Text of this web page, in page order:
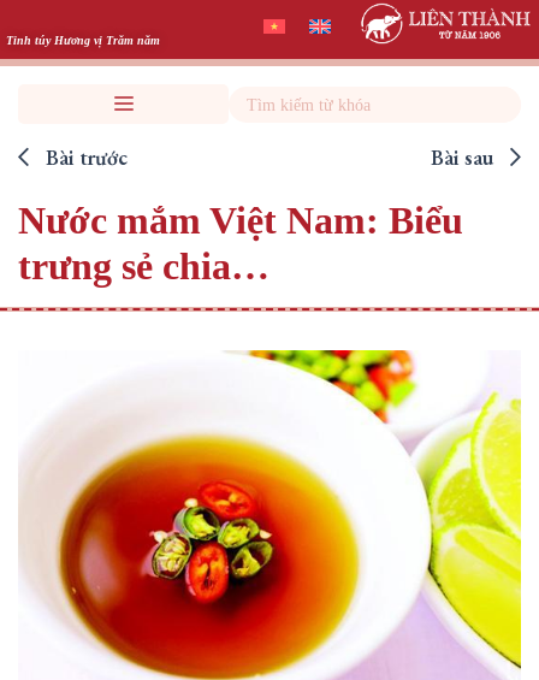
to
content
Tinh túy Hương vị Trăm năm
Search
Bài trước Bài sau
Nước mắm Việt Nam: Biểu
trưng sẻ chia…